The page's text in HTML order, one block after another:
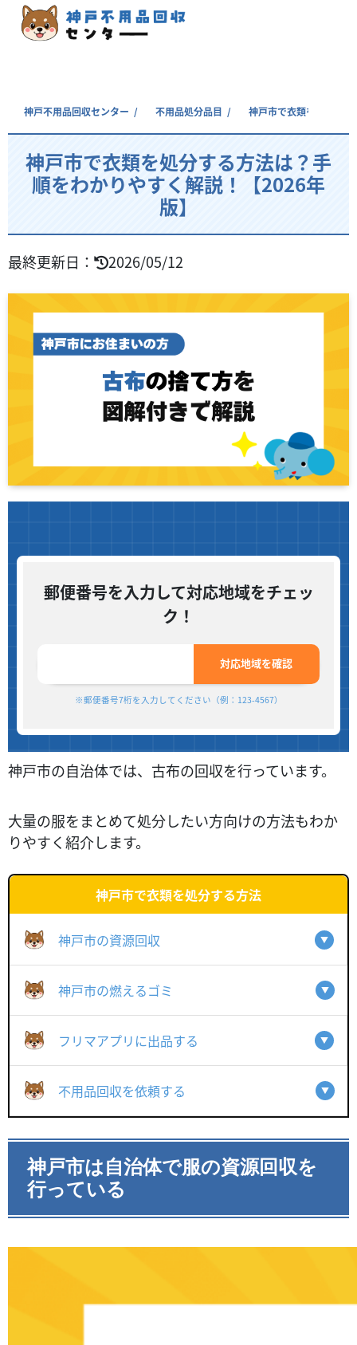
神戸不用品回収センター 不用品処分品目 神戸市で衣類を処分す
神戸市で衣類を処分する方法は？手
順をわかりやすく解説！【2026年
版】
最終更新日： 2026/05/12
郵便番号を入力して対応地域をチェッ
ク！
対応地域を確認
※郵便番号7桁を入力してください（例：123-4567）
神戸市の自治体では、古布の回収を行っています。
大量の服をまとめて処分したい方向けの方法もわか
りやすく紹介します。
神戸市で衣類を処分する方法
神戸市の資源回収
神戸市の燃えるゴミ
フリマアプリに出品する
不用品回収を依頼する
神戸市は自治体で服の資源回収を
行っている